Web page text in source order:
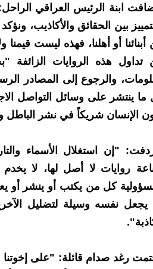
ابنة الرئيس العراقي
بين الحقائق والأكاذيب،
أو أهلنا، فهذه ليست قيمنا
تداول هذه الروايات
والرجوع إلى المصادر
ما ينتشر على وسائل التواصل
الإنسان شريكاً في نشر الباطل
"إن استغلال الأسماء
روايات لا أصل لها، لا يخدم
كل من يكتب أو ينشر أو
يجعل نفسه وسيلة لتضليل
رغد صدام قائلة: "على إخوتنا